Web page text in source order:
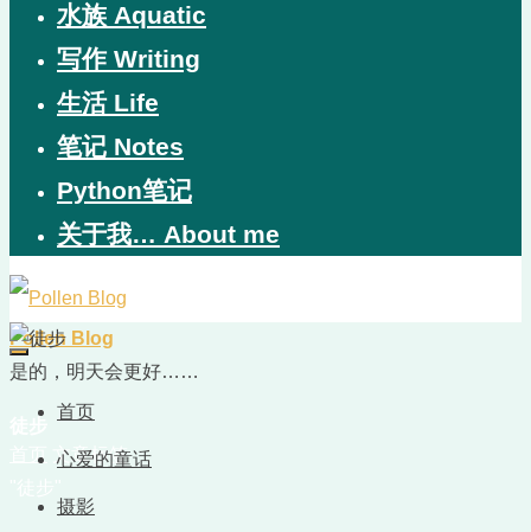
水族 Aquatic
写作 Writing
生活 Life
笔记 Notes
Python笔记
关于我… About me
Pollen Blog
是的，明天会更好……
首页
心爱的童话
摄影
首页
文章标签